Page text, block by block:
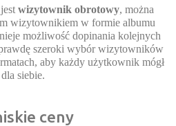
wizytownik obrotowy, można
wizytownikiem w formie albumu
możliwość dopinania kolejnych
szeroki wybór wizytowników
aby każdy użytkownik mógł
siebie.
ceny